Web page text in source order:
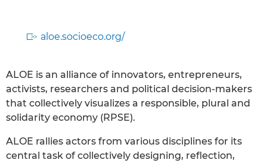
aloe.socioeco.org/
ALOE is an alliance of innovators, entrepreneurs,
activists, researchers and political decision-makers
that collectively visualizes a responsible, plural and
solidarity economy (RPSE).
ALOE rallies actors from various disciplines for its
central task of collectively designing, reflection,